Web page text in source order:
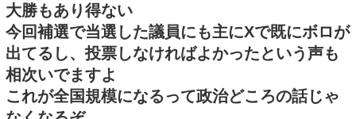
大勝もあり得ない
今回補選で当選した議員にも主にXで既にボロが
出てるし、投票しなければよかったという声も
相次いでますよ
これが全国規模になるって政治どころの話じゃ